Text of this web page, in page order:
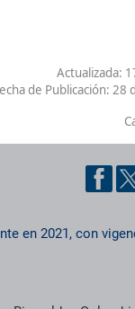
Actualizada:
de Publicación: 28
en 2021, con